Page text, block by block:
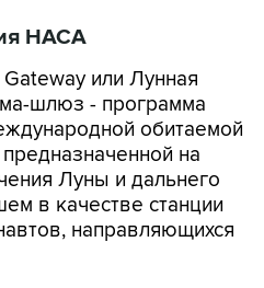
НАСА
или Лунная
шлюз - программа
обитаемой
на
Луны и дальнего
в качестве станции
направляющихся